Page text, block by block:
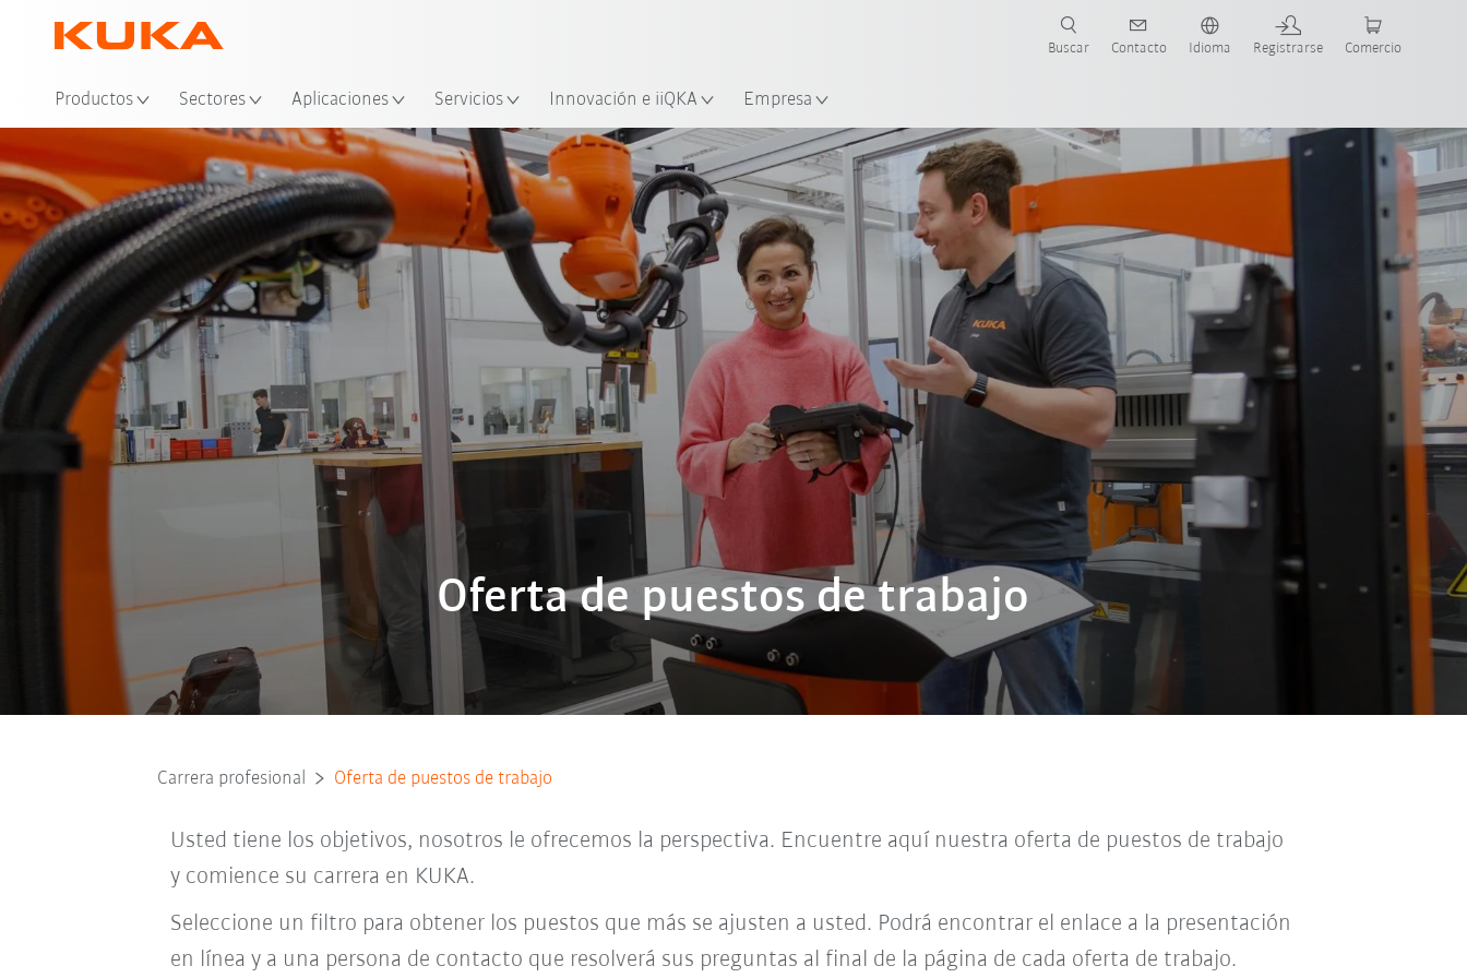
Productos Sectores Aplicaciones Servicios Innovación e iiQKA Empresa
Buscar Contacto Idioma Registrarse Comercio
Oferta de puestos de trabajo
Carrera profesional Oferta de puestos de trabajo
Usted tiene los objetivos, nosotros le ofrecemos la perspectiva. Encuentre aquí nuestra oferta de puestos de trabajo
y comience su carrera en KUKA.
Seleccione un filtro para obtener los puestos que más se ajusten a usted. Podrá encontrar el enlace a la presentación
en línea y a una persona de contacto que resolverá sus preguntas al final de la página de cada oferta de trabajo.